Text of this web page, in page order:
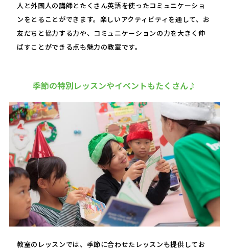
人と外国人の講師とたくさん英語を使ったコミュニケーショ
ンをとることができます。楽しいアクティビティを通して、お
友だちと協力する力や、コミュニケーションの力を大きく伸
ばすことができる点も魅力の教室です。
季節の特別レッスンやイベントもたくさん♪
教室のレッスンでは、季節に合わせたレッスンも提供してお